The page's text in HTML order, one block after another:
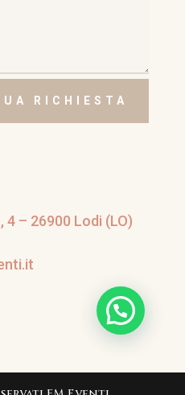
RICHIESTA
– 26900 Lodi (LO)